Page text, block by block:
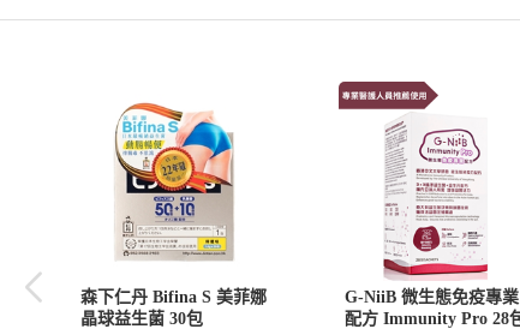
森下仁丹 Bifina S 美菲娜
晶球益生菌 30包
G-NiiB 微生態免疫專業
配方 Immunity Pro 28